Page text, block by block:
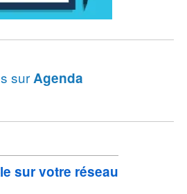
surAgenda
sur votre réseau